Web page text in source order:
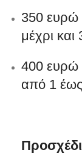
350 ευρώ
μέχρι και
400 ευρώ
από 1